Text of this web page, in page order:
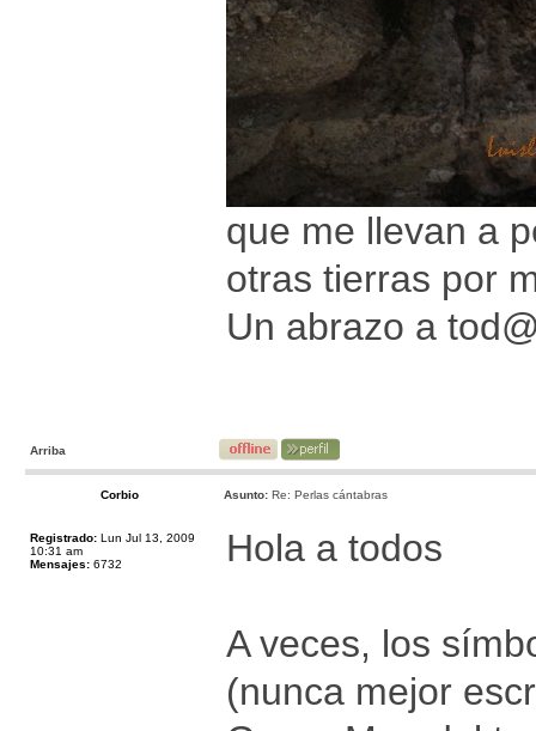
que me llevan a
otras tierras por
Un abrazo a
Arriba
Corbio Asunto: Re: Perlas cántabras
Registrado: Lun Jul 13, 2009
10:31 am
Mensajes: 6732 Hola a todos
A veces, los
(nunca mejor